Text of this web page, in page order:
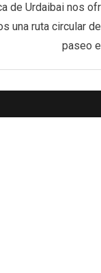
de Urdaibai nos
una ruta circular
paseo